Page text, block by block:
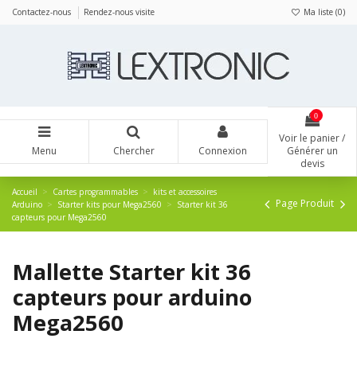
Contactez-nous Rendez-nous visite Ma liste (0)
Menu Chercher Connexion
0
Voir le panier /
Générer un
devis
Accueil Cartes programmables
kits et accessoires
Arduino
Starter kits pour Mega2560
Starter kit 36
capteurs pour Mega2560
Page Produit
Mallette Starter kit 36
capteurs pour arduino
Mega2560
Panneau de gestion des cookies